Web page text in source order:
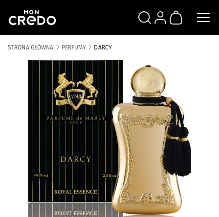
SZUKAJZALOGUJ SIĘ
KOSZYK
STRONA GŁÓWNA PERFUMY DARCY
Skip to the end of the images gallery